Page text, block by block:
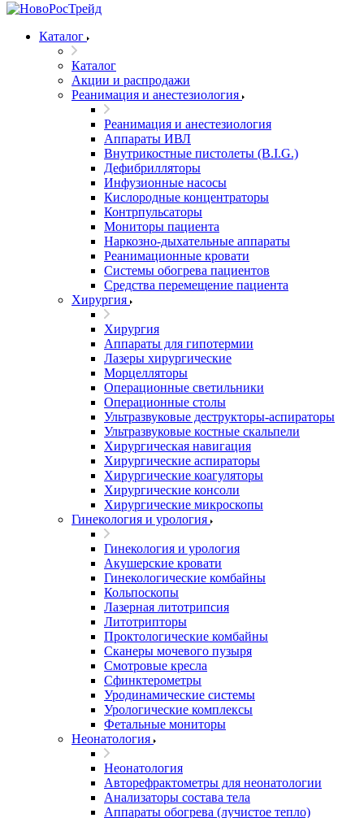
Каталог
Каталог
Акции и распродажи
Реанимация и анестезиология
Реанимация и анестезиология
Аппараты ИВЛ
Внутрикостные пистолеты (B.I.G.)
Дефибрилляторы
Инфузионные насосы
Кислородные концентраторы
Контрпульсаторы
Мониторы пациента
Наркозно-дыхательные аппараты
Реанимационные кровати
Системы обогрева пациентов
Средства перемещение пациента
Хирургия
Хирургия
Аппараты для гипотермии
Лазеры хирургические
Морцелляторы
Операционные светильники
Операционные столы
Ультразвуковые деструкторы-аспираторы
Ультразвуковые костные скальпели
Хирургическая навигация
Хирургические аспираторы
Хирургические коагуляторы
Хирургические консоли
Хирургические микроскопы
Гинекология и урология
Гинекология и урология
Акушерские кровати
Гинекологические комбайны
Кольпоскопы
Лазерная литотрипсия
Литотрипторы
Проктологические комбайны
Сканеры мочевого пузыря
Смотровые кресла
Сфинктерометры
Уродинамические системы
Урологические комплексы
Фетальные мониторы
Неонатология
Неонатология
Авторефрактометры для неонатологии
Анализаторы состава тела
Аппараты обогрева (лучистое тепло)